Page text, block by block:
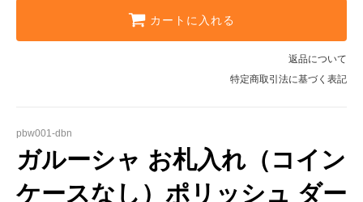
カートに入れる
返品について
特定商取引法に基づく表記
pbw001-dbn
ガルーシャ お札入れ（コイン
ケースなし）ポリッシュ ダー